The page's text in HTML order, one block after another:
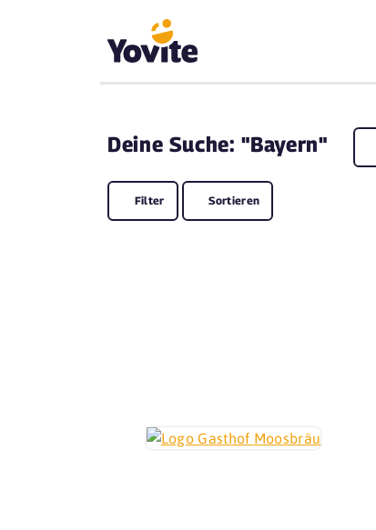
Deine Suche: "Bayern"
Filter Sortieren